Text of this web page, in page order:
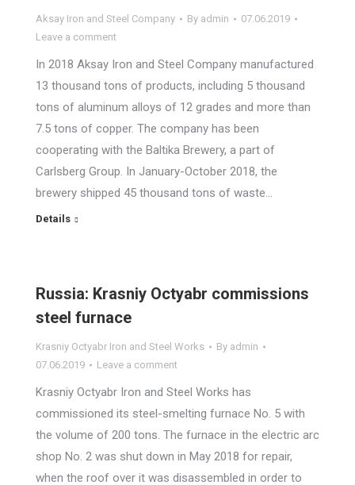
Aksay Iron and Steel Company By admin
07.06.2019
Leave a comment
In 2018 Aksay Iron and Steel Company manufactured
13 thousand tons of products, including 5 thousand
tons of aluminum alloys of 12 grades and more than
7.5 tons of copper. The company has been
cooperating with the Baltika Brewery, a part of
Carlsberg Group. In January-October 2018, the
brewery shipped 45 thousand tons of waste…
Details
Russia: Krasniy Octyabr commissions
steel furnace
Krasniy Octyabr Iron and Steel Works By admin
07.06.2019
Leave a comment
Krasniy Octyabr Iron and Steel Works has
commissioned its steel-smelting furnace No. 5 with
the volume of 200 tons. The furnace in the electric arc
shop No. 2 was shut down in May 2018 for repair,
when the roof over it was disassembled in order to